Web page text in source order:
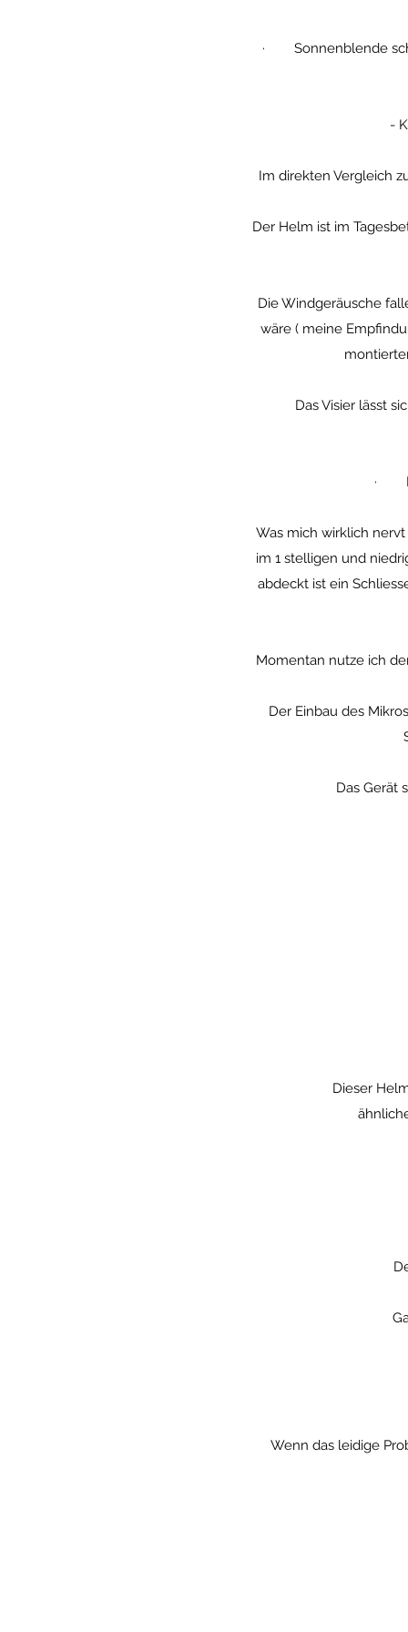
· Sonnenblende
-
Im direkten Vergleich
Der Helm ist im
Die Windgeräusche
wäre ( meine
Das Visier lässt sich
·
Was mich wirklich
im 1 stelligen und
abdeckt ist ein
Momentan nutze ich
Der Einbau des
Das Gerät
Dieser
Wenn das leidige